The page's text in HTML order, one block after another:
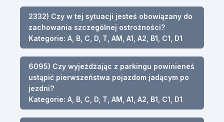
2332) Czy w tej sytuacji jesteś obowiązany do
zachowania szczególnej ostrożności?
Kategorie: A, B, C, D, T, AM, A1, A2, B1, C1, D1
6095) Czy wyjeżdżając z parkingu powinieneś
ustąpić pierwszeństwa pojazdom jadącym po
jezdni?
Kategorie: A, B, C, D, T, AM, A1, A2, B1, C1, D1